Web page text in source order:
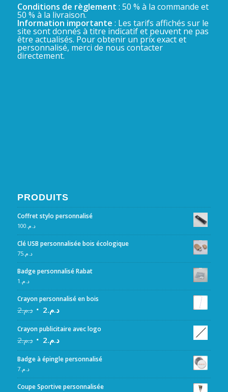
Conditions de règlement : 50 % à la commande et
50 % à la livraison.
Information importante : Les tarifs affichés sur le
site sont donnés à titre indicatif et peuvent ne pas
être actualisés. Pour obtenir un prix exact et
personnalisé, merci de nous contacter
directement.
PRODUITS
Coffret stylo personnalisé
د.م.100
Clé USB personnalisée bois écologique
د.م.75
Badge personnalisé Rabat
د.م. 1
Crayon personnalisé en bois
د.م.2 د.م.2
Crayon publicitaire avec logo
د.م.2 د.م.2
Badge à épingle personnalisé
د.م.7
Coupe Sportive personnalisée